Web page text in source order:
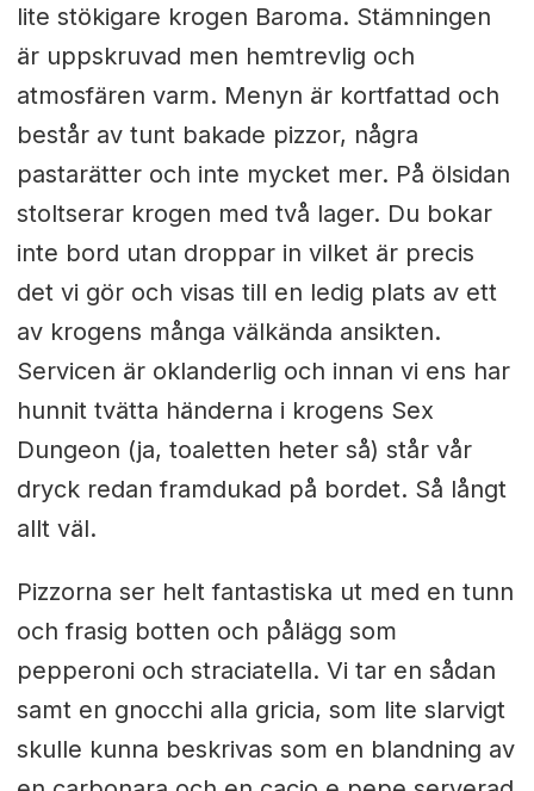
lite stökigare krogen Baroma. Stämningen
är uppskruvad men hemtrevlig och
atmosfären varm. Menyn är kortfattad och
består av tunt bakade pizzor, några
pastarätter och inte mycket mer. På ölsidan
stoltserar krogen med två lager. Du bokar
inte bord utan droppar in vilket är precis
det vi gör och visas till en ledig plats av ett
av krogens många välkända ansikten.
Servicen är oklanderlig och innan vi ens har
hunnit tvätta händerna i krogens Sex
Dungeon (ja, toaletten heter så) står vår
dryck redan framdukad på bordet. Så långt
allt väl.
Pizzorna ser helt fantastiska ut med en tunn
och frasig botten och pålägg som
pepperoni och straciatella. Vi tar en sådan
samt en gnocchi alla gricia, som lite slarvigt
skulle kunna beskrivas som en blandning av